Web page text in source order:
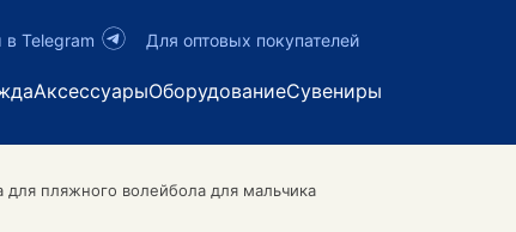
Telegram Для оптовых покупателей
АксессуарыОборудованиеСувениры
для пляжного волейбола для мальчика